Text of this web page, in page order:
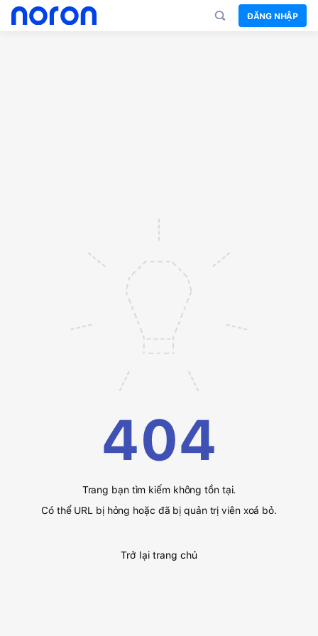
ĐĂNG NHẬP
404
Trang bạn tìm kiếm không tồn tại.
Có thể URL bị hỏng hoặc đã bị quản trị viên xoá bỏ.
Trở lại trang chủ